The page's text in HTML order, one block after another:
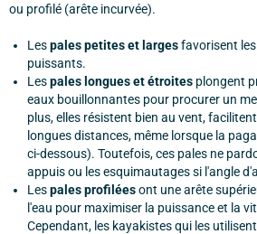
ou profilé (arête incurvée).
Lespales petites et largesfavorisent
puissants.
Lespales longues et étroites plongent
eaux bouillonnantes pour procurer un
plus, elles résistent bien au vent,
longues distances, même lorsque la
ci-dessous). Toutefois, ces pales ne
appuis ou les esquimautages si l'angle
Lespales profiléesont une arête
l'eau pour maximiser la puissance et la
Cependant, les kayakistes qui les